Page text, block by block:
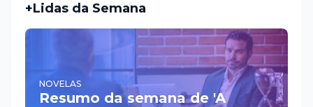
+Lidas da Semana
NOVELAS
Resumo da semana de 'A